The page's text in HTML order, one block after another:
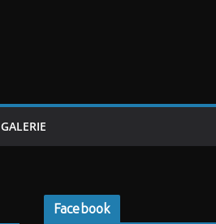
GALERIE
Facebook